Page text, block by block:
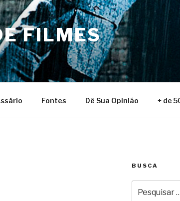
FILMES
Fontes Dê Sua Opinião + de
BUSCA
por: